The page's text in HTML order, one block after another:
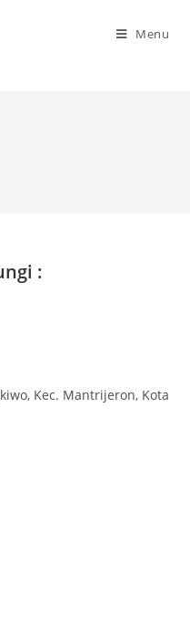
Menu
:
Kec. Mantrijeron, Kota